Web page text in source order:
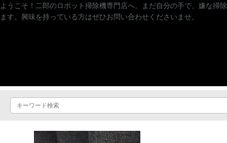
ようこそ！二郎のロボット掃除機専門店へ。まだ自分の手で、嫌な
ます。興味を持っている方はぜひお問い合わせくださいませ。